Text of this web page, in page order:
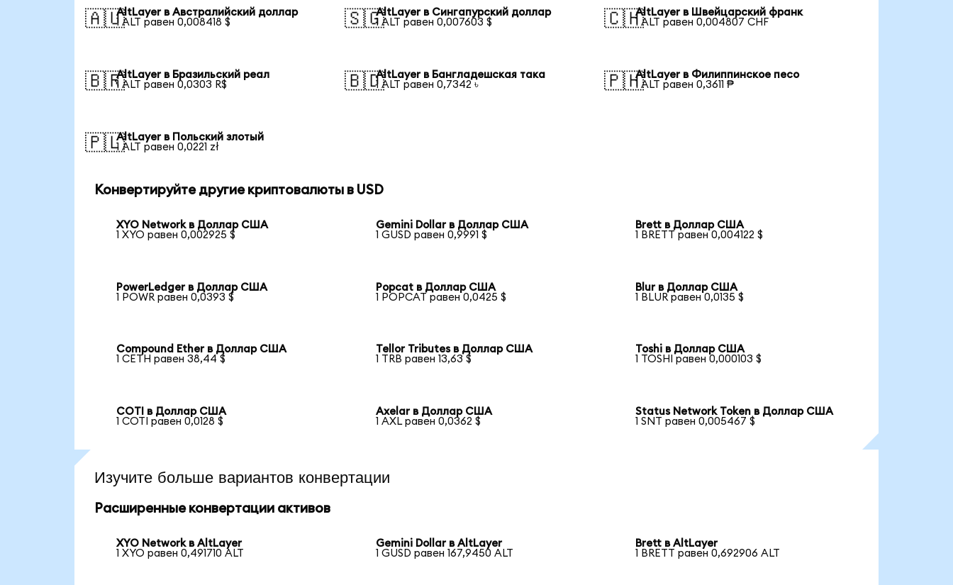
🇦🇺AltLayer в Австралийский доллар
1 ALT равен 0,008418 $
🇸🇬AltLayer в Сингапурский доллар
1 ALT равен 0,007603 $
🇨🇭AltLayer в Швейцарский франк
1 ALT равен 0,004807 CHF
🇧🇷AltLayer в Бразильский реал
1 ALT равен 0,0303 R$
🇧🇩AltLayer в Бангладешская така
1 ALT равен 0,7342 ৳
🇵🇭AltLayer в Филиппинское песо
1 ALT равен 0,3611 ₱
🇵🇱AltLayer в Польский злотый
1 ALT равен 0,0221 zł
Конвертируйте другие криптовалюты в USD
XYO Network в Доллар США
1 XYO равен 0,002925 $
Gemini Dollar в Доллар США
1 GUSD равен 0,9991 $
Brett в Доллар США
1 BRETT равен 0,004122 $
PowerLedger в Доллар США
1 POWR равен 0,0393 $
Popcat в Доллар США
1 POPCAT равен 0,0425 $
Blur в Доллар США
1 BLUR равен 0,0135 $
Compound Ether в Доллар США
1 CETH равен 38,44 $
Tellor Tributes в Доллар США
1 TRB равен 13,63 $
Toshi в Доллар США
1 TOSHI равен 0,000103 $
COTI в Доллар США
1 COTI равен 0,0128 $
Axelar в Доллар США
1 AXL равен 0,0362 $
Status Network Token в Доллар США
1 SNT равен 0,005467 $
Изучите больше вариантов конвертации
Расширенные конвертации активов
XYO Network в AltLayer
1 XYO равен 0,491710 ALT
Gemini Dollar в AltLayer
1 GUSD равен 167,9450 ALT
Brett в AltLayer
1 BRETT равен 0,692906 ALT